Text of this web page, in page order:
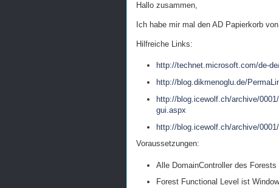
Hallo zusammen,
Ich habe mir mal den AD Papierkorb
Hilfreiche Links:
http://technet.microsoft.com/de-
http://blog.dikmenoglu.de/
http://blog.icewolf.ch/archive/
gui.aspx
http://blog.icewolf.ch/archive/
Voraussetzungen:
Alle DomainController des
Forest Functional Level ist